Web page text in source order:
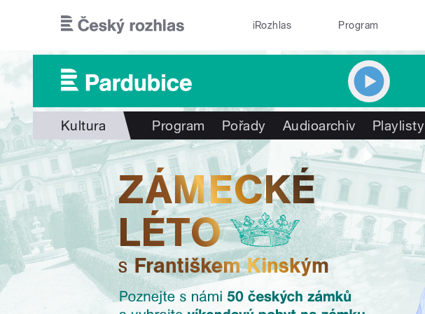
iRozhlas Program
Kultura Program Pořady Audioarchiv Playlisty